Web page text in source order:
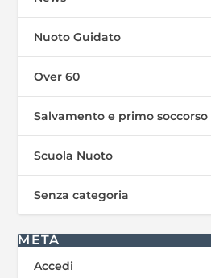
Nuoto Guidato
Over 60
Salvamento e primo soccorso
Scuola Nuoto
Senza categoria
META
Accedi